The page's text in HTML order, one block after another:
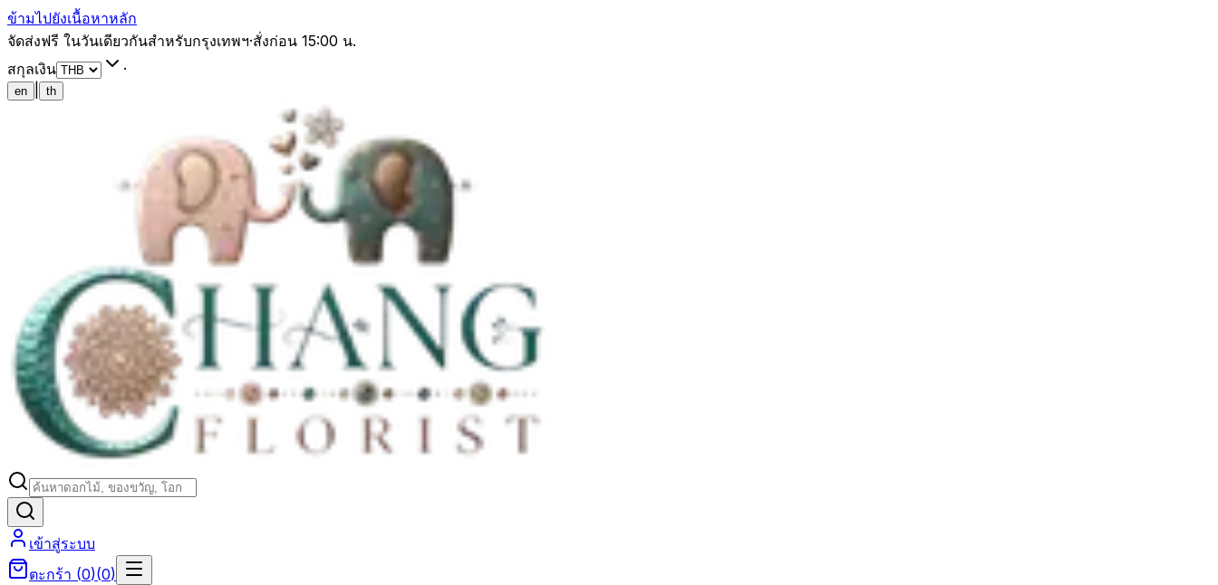
ข้ามไปยังเนื้อหาหลัก
จัดส่งฟรี ในวันเดียวกันสำหรับกรุงเทพฯ·สั่งก่อน 15:00 น.
สกุลเงิน
·
en th
เข้าสู่ระบบ
ตะกร้า (0)(0)